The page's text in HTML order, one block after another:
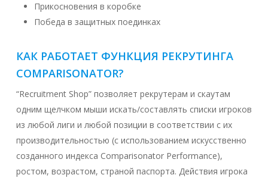
Прикосновения в коробке
Победа в защитных поединках
КАК РАБОТАЕТ ФУНКЦИЯ РЕКРУТИНГА
COMPARISONATOR?
“Recruitment Shop” позволяет рекрутерам и скаутам
одним щелчком мыши искать/составлять списки игроков
из любой лиги и любой позиции в соответствии с их
производительностью (с использованием искусственно
созданного индекса Comparisonator Performance),
ростом, возрастом, страной паспорта. Действия игрока